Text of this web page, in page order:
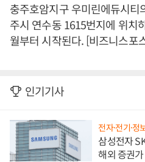
충주호암지구 우미린에듀시
주시 연수동 1615번지에 위치
월부터 시작된다. [비즈니스포
인기기사
전자·전기·정
삼성전자
해외 증권